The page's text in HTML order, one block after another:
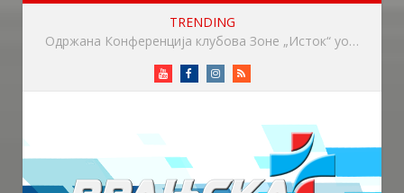
TRENDING
Вучић: Расписивање избора за који дан или недељу
YoutubeFacebookInstagram
RSS